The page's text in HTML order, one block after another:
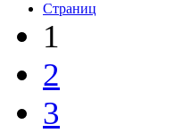
Страниц
1
2
3